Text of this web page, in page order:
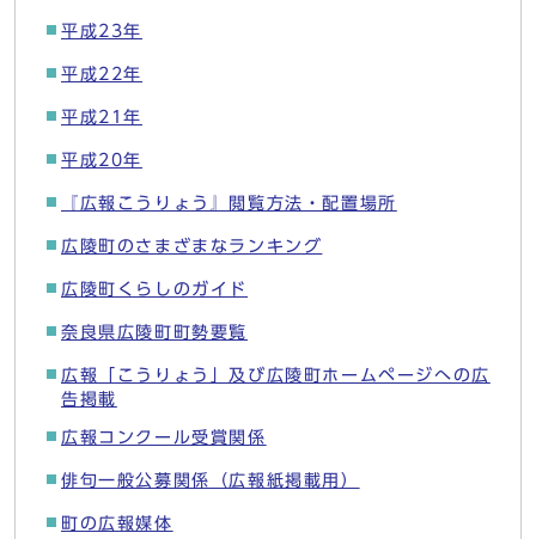
平成23年
平成22年
平成21年
平成20年
『広報こうりょう』閲覧方法・配置場所
広陵町のさまざまなランキング
広陵町くらしのガイド
奈良県広陵町町勢要覧
広報「こうりょう」及び広陵町ホームページへの広
告掲載
広報コンクール受賞関係
俳句一般公募関係（広報紙掲載用）
町の広報媒体